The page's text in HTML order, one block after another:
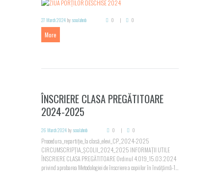
27 March 2024 byscoalahmb 0 0
More
ÎNSCRIERE CLASA PREGĂTITOARE
2024-2025
26 March 2024 byscoalahmb 0 0
Procedura_repartiție_la clasă_elevi_CP_2024-2025
CIRCUMSCRIPȚIA_ȘCOLII_2024_2025 INFORMAȚII UTILE
ÎNSCRIERE CLASA PREGĂTITOARE Ordinul 4.019_15.03.2024
privind aprobarea Metodologiei de înscriere a copiilor în învățămâ-1...